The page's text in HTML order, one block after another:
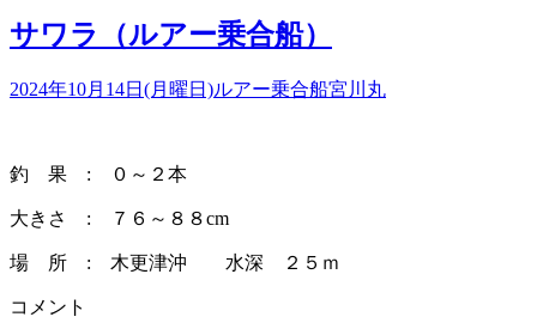
サワラ（ルアー乗合船）
2024年10月14日(月曜日)ルアー乗合船宮川丸
釣 果 : ０～２本
大きさ : ７６～８８cm
場 所 : 木更津沖 水深 ２５ｍ
コメント